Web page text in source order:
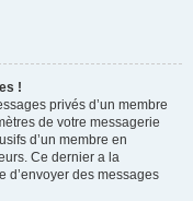
!
privés d’un membre
de votre messagerie
d’un membre en
Ce dernier a la
d’envoyer des messages